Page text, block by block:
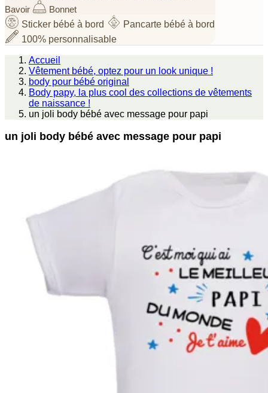
Bavoir
Bonnet
Sticker bébé à bord
Pancarte bébé à bord
100% personnalisable
Accueil
Vêtement bébé, optez pour un look unique !
body pour bébé original
Body papy, la plus cool des collections de vêtements
de naissance !
un joli body bébé avec message pour papi
un joli body bébé avec message pour papi